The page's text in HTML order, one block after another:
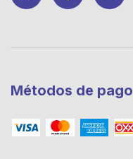
Métodos de pago